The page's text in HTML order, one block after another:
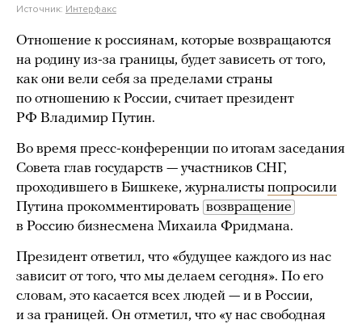
Источник: Интерфакс
Отношение к россиянам, которые возвращаются
на родину из-за границы, будет зависеть от того,
как они вели себя за пределами страны
по отношению к России, считает президент
РФ Владимир Путин.
Во время пресс-конференции по итогам заседания
Совета глав государств — участников СНГ,
проходившего в Бишкеке, журналисты попросили
Путина прокомментировать возвращение
в Россию бизнесмена Михаила Фридмана.
Президент ответил, что «будущее каждого из нас
зависит от того, что мы делаем сегодня». По его
словам, это касается всех людей — и в России,
и за границей. Он отметил, что «у нас свободная